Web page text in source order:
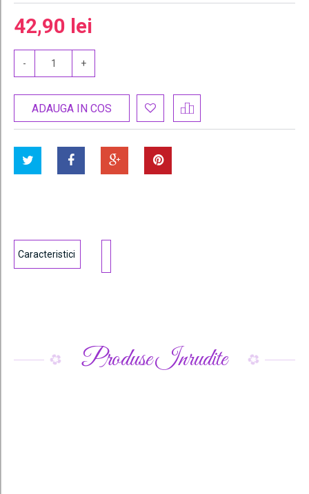
42,90 lei
- +
ADAUGA IN COS
Caracteristici
Produse Inrudite